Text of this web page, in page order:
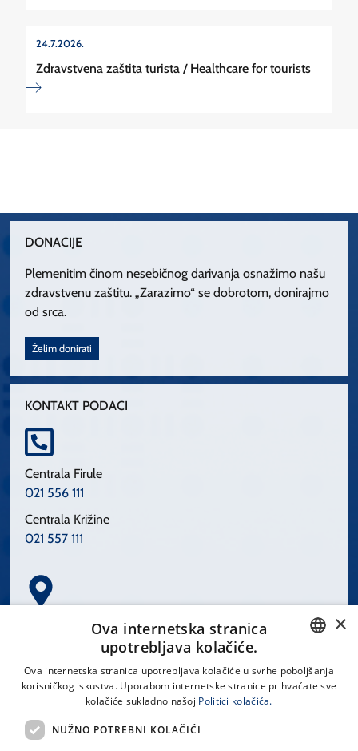
24.7.2026.
Zdravstvena zaštita turista / Healthcare for tourists
DONACIJE
Plemenitim činom nesebičnog darivanja osnažimo našu
zdravstvenu zaštitu. „Zarazimo“ se dobrotom, donirajmo
od srca.
Želim donirati
KONTAKT PODACI
Centrala Firule
021 556 111
Centrala Križine
021 557 111
Spinčićeva 1, 21000 Split
CROATIAN
×
Ova internetska stranica
upotrebljava kolačiće.
Ova internetska stranica upotrebljava kolačiće u svrhe poboljšanja
korisničkog iskustva. Uporabom internetske stranice prihvaćate sve
kolačiće sukladno našoj Politici kolačića.
NUŽNO POTREBNI KOLAČIĆI